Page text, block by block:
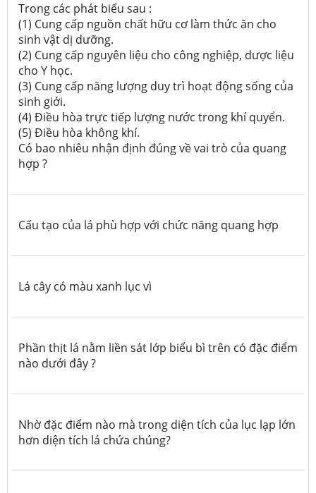
Trong các phát biểu sau :
(1) Cung cấp nguồn chất hữu cơ làm thức ăn cho
sinh vật dị dưỡng.
(2) Cung cấp nguyên liệu cho công nghiệp, dược liệu
cho Y học.
(3) Cung cấp năng lượng duy trì hoạt động sống của
sinh giới.
(4) Điều hòa trực tiếp lượng nước trong khí quyển.
(5) Điều hòa không khí.
Có bao nhiêu nhận định đúng về vai trò của quang
hợp ?
Cấu tạo của lá phù hợp với chức năng quang hợp
Lá cây có màu xanh lục vì
Phần thịt lá nằm liền sát lớp biểu bì trên có đặc điểm
nào dưới đây ?
Nhờ đặc điểm nào mà trong diện tích của lục lạp lớn
hơn diện tích lá chứa chúng?